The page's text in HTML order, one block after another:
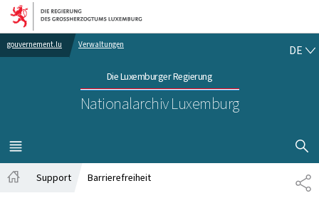
Zur Hauptnavigation
Zum Inhalt
gouvernement.lu Verwaltungen
Die Luxemburger Regierung
Nationalarchiv Luxemburg
DE
MENÜ
HAUPT-
Support Barrierefreiheit